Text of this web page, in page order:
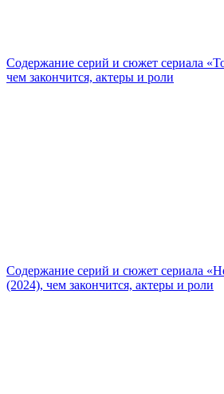
Содержание серий и сюжет сериала
чем закончится, актеры и роли
Содержание серий и сюжет сериала
(2024), чем закончится, актеры и роли